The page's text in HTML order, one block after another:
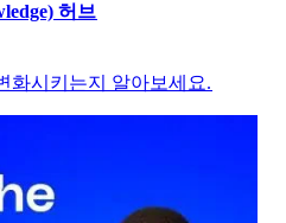
허브​​
화시키는지 알아보세요.​​